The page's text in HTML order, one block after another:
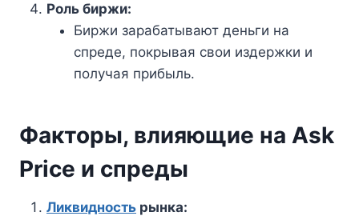
Роль биржи:
Биржи зарабатывают деньги на
спреде, покрывая свои издержки и
получая прибыль.
Факторы, влияющие на Ask
Price и спреды
Ликвидность рынка: